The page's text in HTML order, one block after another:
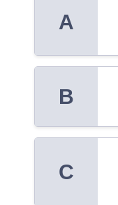
A
B
C